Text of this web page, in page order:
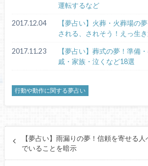
運転するなど
2017.12.04
【夢占い】火葬・火葬場の
される、されそう！えっ生
2017.11.23
【夢占い】葬式の夢！準備
戚・家族・泣くなど18選
行動や動作に関する夢占い
【夢占い】雨漏りの夢！信頼を寄せる
でいることを暗示